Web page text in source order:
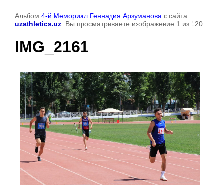
Альбом 4-й Мемориал Геннадия Арзуманова с сайта
uzathletics.uz . Вы просматриваете изображение 1 из 120
IMG_2161